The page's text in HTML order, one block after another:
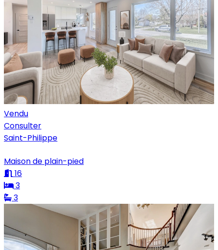
Vendu
Consulter
Saint-Philippe
Maison de plain-pied
16
3
3